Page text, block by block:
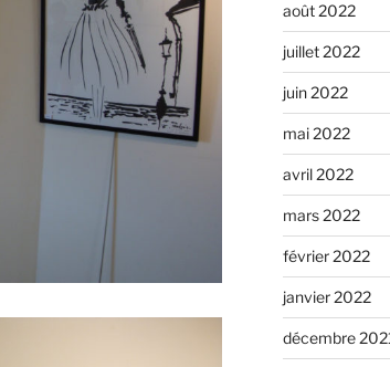
août 2022
juillet 2022
juin 2022
mai 2022
avril 2022
mars 2022
février 2022
janvier 2022
décembre